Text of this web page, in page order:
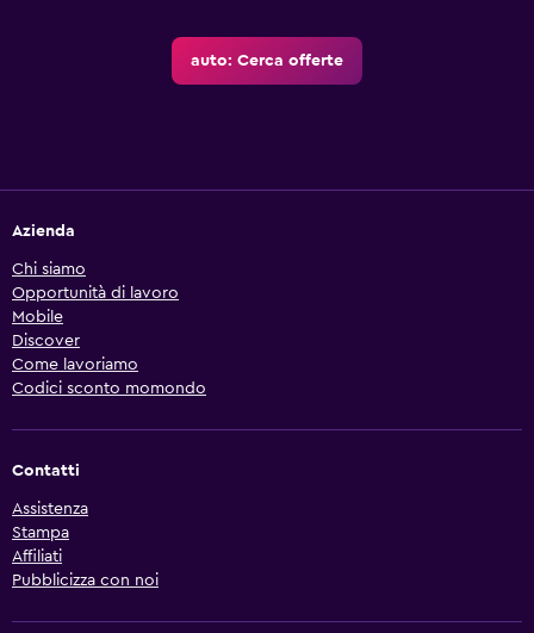
auto: Cerca offerte
Azienda
Chi siamo
Opportunità di lavoro
Mobile
Discover
Come lavoriamo
Codici sconto momondo
Contatti
Assistenza
Stampa
Affiliati
Pubblicizza con noi